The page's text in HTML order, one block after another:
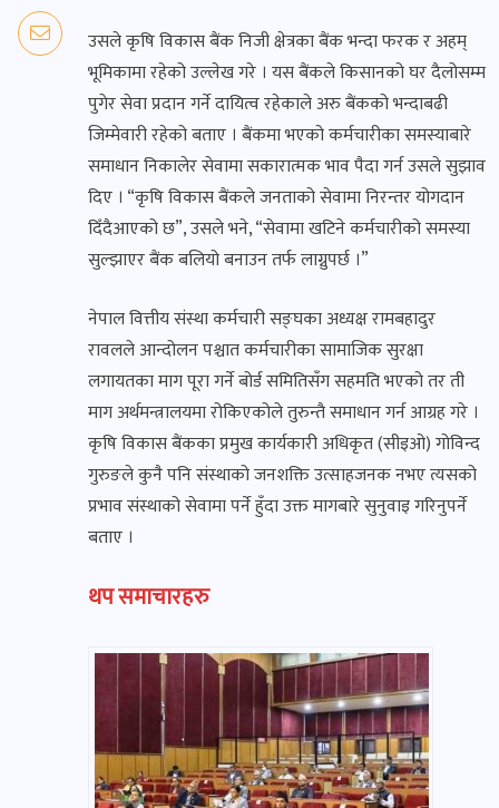
उसले कृषि विकास बैंक निजी क्षेत्रका बैंक भन्दा फरक र अहम्
भूमिकामा रहेको उल्लेख गरे । यस बैंकले किसानको घर दैलोसम्म
पुगेर सेवा प्रदान गर्ने दायित्व रहेकाले अरु बैंकको भन्दाबढी
जिम्मेवारी रहेको बताए । बैंकमा भएको कर्मचारीका समस्याबारे
समाधान निकालेर सेवामा सकारात्मक भाव पैदा गर्न उसले सुझाव
दिए । “कृषि विकास बैंकले जनताको सेवामा निरन्तर योगदान
दिँदैआएको छ”, उसले भने, “सेवामा खटिने कर्मचारीको समस्या
सुल्झाएर बैंक बलियो बनाउन तर्फ लाग्नुपर्छ ।”
नेपाल वित्तीय संस्था कर्मचारी सङ्घका अध्यक्ष रामबहादुर
रावलले आन्दोलन पश्चात कर्मचारीका सामाजिक सुरक्षा
लगायतका माग पूरा गर्ने बोर्ड समितिसँग सहमति भएको तर ती
माग अर्थमन्त्रालयमा रोकिएकोले तुरुन्तै समाधान गर्न आग्रह गरे ।
कृषि विकास बैंकका प्रमुख कार्यकारी अधिकृत (सीइओ) गोविन्द
गुरुङले कुनै पनि संस्थाको जनशक्ति उत्साहजनक नभए त्यसको
प्रभाव संस्थाको सेवामा पर्ने हुँदा उक्त मागबारे सुनुवाइ गरिनुपर्ने
बताए ।
थप समाचारहरु